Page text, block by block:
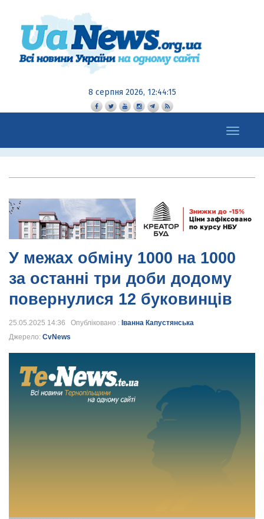
8 серпня 2026, 12:44:17
Toggle
navigation
У межах обміну 1000 на 1000
за останні три доби додому
повернулися 12 буковинців
25.05.2025 14:36 Опубліковано : Іванна Капустянська
Джерело: CvNews